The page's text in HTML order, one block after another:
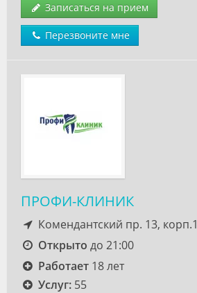
Записаться на прием
Перезвоните мне
ПРОФИ-КЛИНИК
Комендантский пр. 13, корп.1
Открыто до 21:00
Работает18 лет
Услуг:55